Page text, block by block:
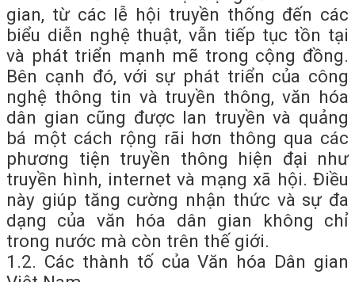
gian, từ các lễ hội truyền thống đến các
biểu diễn nghệ thuật, vẫn tiếp tục tồn tại
và phát triển mạnh mẽ trong cộng đồng.
Bên cạnh đó, với sự phát triển của công
nghệ thông tin và truyền thông, văn hóa
dân gian cũng được lan truyền và quảng
bá một cách rộng rãi hơn thông qua các
phương tiện truyền thông hiện đại như
truyền hình, internet và mạng xã hội. Điều
này giúp tăng cường nhận thức và sự đa
dạng của văn hóa dân gian không chỉ
trong nước mà còn trên thế giới.
1.2. Các thành tố của Văn hóa Dân gian